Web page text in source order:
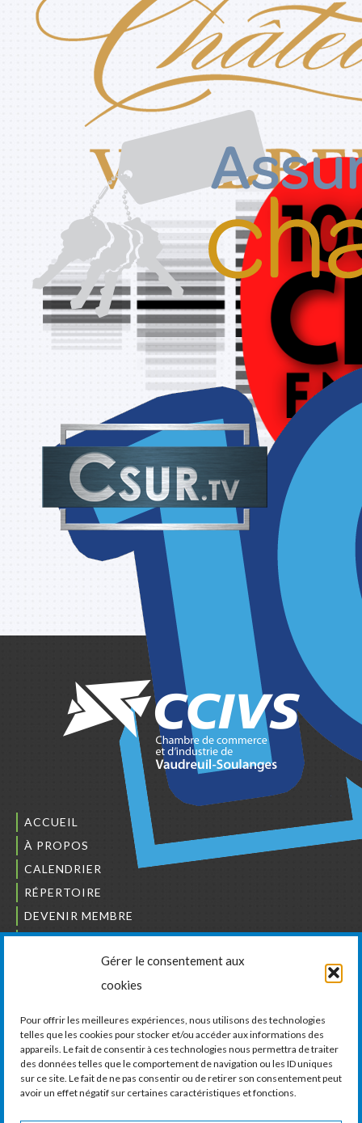
Gérer le consentement aux
cookies
Pour offrir les meilleures expériences, nous utilisons des technologies
telles que les cookies pour stocker et/ou accéder aux informations des
appareils. Le fait de consentir à ces technologies nous permettra de traiter
des données telles que le comportement de navigation ou les ID uniques
sur ce site. Le fait de ne pas consentir ou de retirer son consentement peut
avoir un effet négatif sur certaines caractéristiques et fonctions.
ACCUEIL
À PROPOS
CALENDRIER
RÉPERTOIRE
DEVENIR MEMBRE
NOUS JOINDRE
L’ORDRE DES BÂTISSEURS
LA CHAMBRE DE COMMERCE ET D’INDUSTRIE
DE VAUDREUIL-SOULANGES
11, boul. de la Cité-des-Jeunes, Suite 201